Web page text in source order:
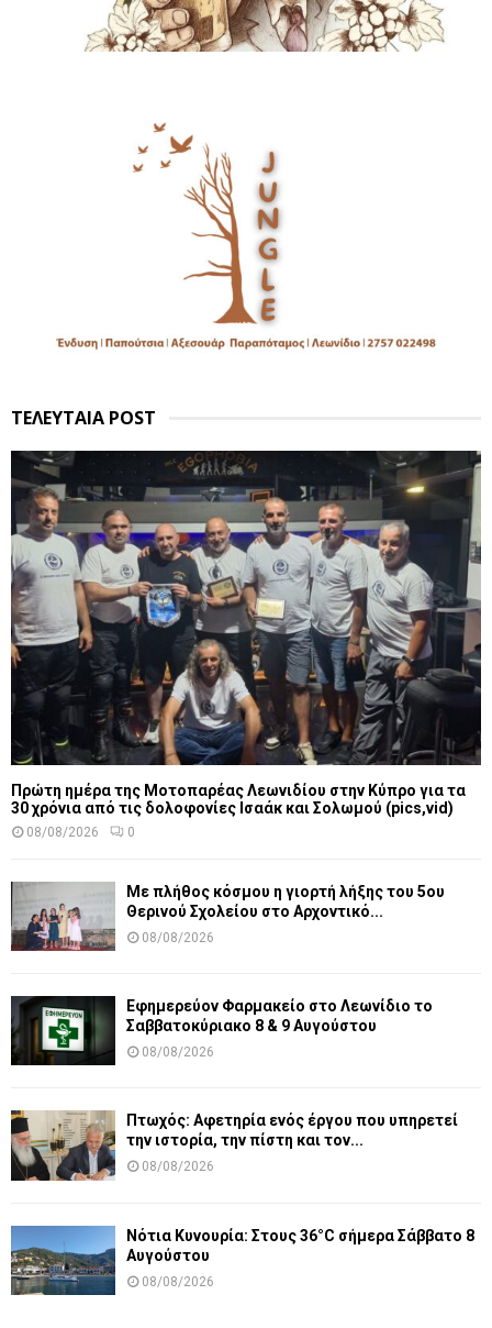
ΤΕΛΕΥΤΑΙΑ POST
Πρώτη ημέρα της Μοτοπαρέας Λεωνιδίου στην Κύπρο για τα
30 χρόνια από τις δολοφονίες Ισαάκ και Σολωμού (pics,vid)
08/08/2026 0
Με πλήθος κόσμου η γιορτή λήξης του 5ου
Θερινού Σχολείου στο Αρχοντικό...
08/08/2026
Εφημερεύον Φαρμακείο στο Λεωνίδιο το
Σαββατοκύριακο 8 & 9 Αυγούστου
08/08/2026
Πτωχός: Αφετηρία ενός έργου που υπηρετεί
την ιστορία, την πίστη και τον...
08/08/2026
Νότια Κυνουρία: Στους 36°C σήμερα Σάββατο 8
Αυγούστου
08/08/2026